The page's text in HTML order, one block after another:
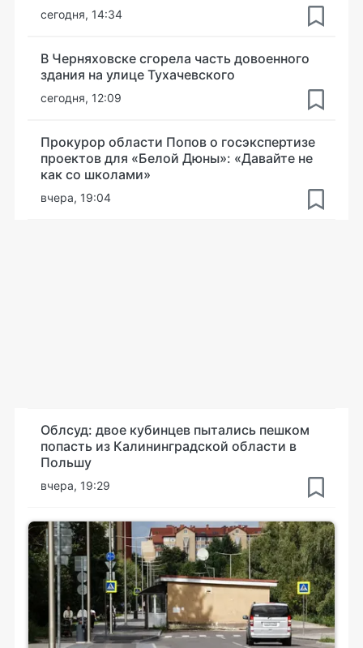
сегодня, 14:34
В Черняховске сгорела часть довоенного
здания на улице Тухачевского
сегодня, 12:09
Прокурор области Попов о госэкспертизе
проектов для «Белой Дюны»: «Давайте не
как со школами»
вчера, 19:04
Облсуд: двое кубинцев пытались пешком
попасть из Калининградской области в
Польшу
вчера, 19:29